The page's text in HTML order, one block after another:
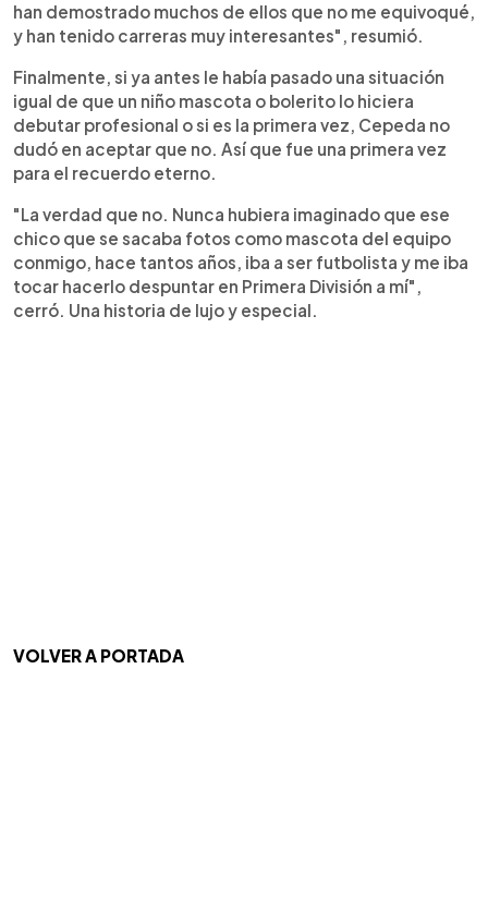
han demostrado muchos de ellos que no me equivoqué,
y han tenido carreras muy interesantes", resumió.
Finalmente, si ya antes le había pasado una situación
igual de que un niño mascota o bolerito lo hiciera
debutar profesional o si es la primera vez, Cepeda no
dudó en aceptar que no. Así que fue una primera vez
para el recuerdo eterno.
"La verdad que no. Nunca hubiera imaginado que ese
chico que se sacaba fotos como mascota del equipo
conmigo, hace tantos años, iba a ser futbolista y me iba
tocar hacerlo despuntar en Primera División a mí",
cerró. Una historia de lujo y especial.
VOLVER A PORTADA